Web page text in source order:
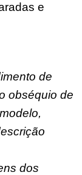
e
de
obséquio de
dos